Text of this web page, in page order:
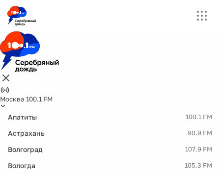
Москва 100.1 FM
Апатиты 100.1 FM
Астрахань 90.9 FM
Волгоград 107.9 FM
Вологда 105.3 FM